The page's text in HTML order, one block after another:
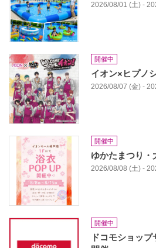
2026/08/01 (土) -
開催中
イオン×ヒプノ
2026/08/07 (金) -
開催中
ゆかたまつり・
2026/08/08 (土) -
開催中
ドコモショッ